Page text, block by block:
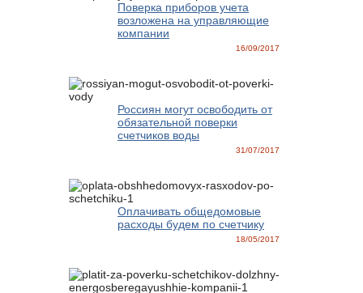
Поверка приборов учета
возложена на управляющие
компании
16/09/2017
Россиян могут освободить от
обязательной поверки
счетчиков воды
31/07/2017
Оплачивать общедомовые
расходы будем по счетчику
18/05/2017